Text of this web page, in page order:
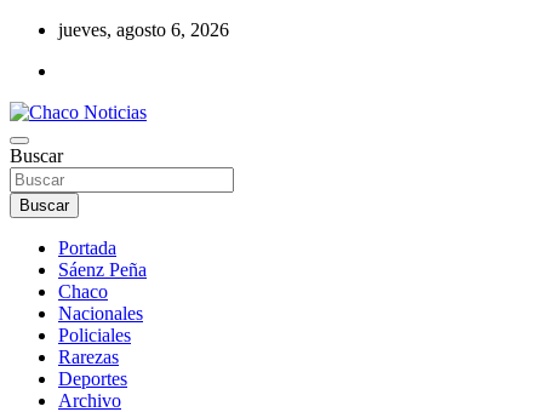
Saltar
contenido
jueves, agosto 6, 2026
Chaco Noticias
Noticias de la región del Chaco
Buscar
Buscar
Portada
Sáenz Peña
Chaco
Nacionales
Policiales
Rarezas
Deportes
Archivo